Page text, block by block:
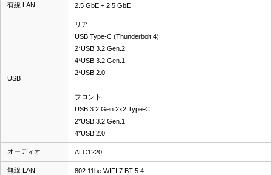
有線 LAN 2.5 GbE + 2.5 GbE
USB
リア
USB Type-C (Thunderbolt 4)
2*USB 3.2 Gen.2
4*USB 3.2 Gen.1
2*USB 2.0
フロント
USB 3.2 Gen.2x2 Type-C
2*USB 3.2 Gen.1
4*USB 2.0
オーディオ ALC1220
無線 LAN 802.11be WIFI 7 BT 5.4